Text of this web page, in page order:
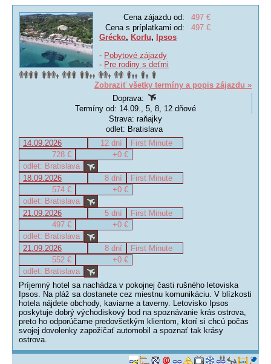
Cena zájazdu od:
497 €
Cena s príplatkami od:
497 €
Grécko, Korfu,
Ipsos
- Pobytové zájazdy
- Pre rodiny s deťmi
Zobraziť všetky termíny a popis zájazdu »
Doprava:
Termíny od: 14.09., 5, 8, 12 dňové
Strava: raňajky
odlet: Bratislava
14.09.2026
12 dní
First Minute
728 €
+0 €
odlet: Bratislava
18.09.2026
8 dní
First Minute
574 €
+0 €
odlet: Bratislava
21.09.2026
5 dní
First Minute
497 €
+0 €
odlet: Bratislava
21.09.2026
8 dní
First Minute
552 €
+0 €
odlet: Bratislava
Príjemný hotel sa nachádza v pokojnej časti rušného letoviska
Ipsos. Na pláž sa dostanete cez miestnu komunikáciu. V blízkosti
hotela nájdete obchody, kaviarne a taverny. Letovisko Ipsos
poskytuje dobrý východiskový bod na spoznávanie krás ostrova,
preto ho odporúčame predovšetkým klientom, ktorí si chcú počas
svojej dovolenky zapožičať automobil a spoznať tak krásy
ostrova.